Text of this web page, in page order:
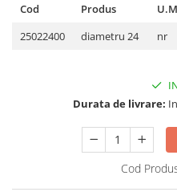
Cod Produs
25022400
diametru 24 nr
Durata de livrare:
Cod